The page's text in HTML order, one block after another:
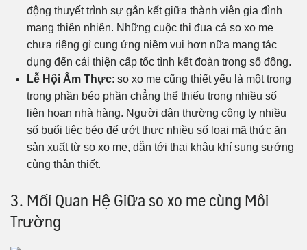
động thuyết trình sự gắn kết giữa thành viên gia đình
mang thiên nhiên. Những cuộc thi đua cá so xo me
chưa riêng gì cung ứng niềm vui hơn nữa mang tác
dụng đến cải thiện cấp tốc tình kết đoàn trong số đông.
Lễ Hội Ẩm Thực: so xo me cũng thiết yếu là một trong
trong phần béo phần chẳng thể thiếu trong nhiều số
liên hoan nhà hàng. Người dân thường công ty nhiều
số buổi tiệc béo để ướt thực nhiều số loại mã thức ăn
sản xuất từ so xo me, dẫn tới thai khâu khí sung sướng
cùng thân thiết.
3. Mối Quan Hệ Giữa so xo me cùng Môi
Trường